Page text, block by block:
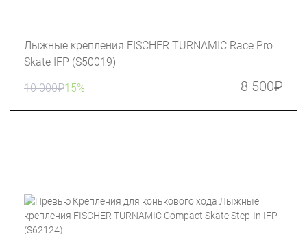
Лыжные крепления FISCHER TURNAMIC Race Pro
Skate IFP (S50019)
10 000₽15% 8 500₽